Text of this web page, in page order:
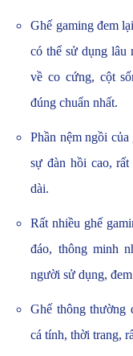
Ghế gaming đem
có thể sử dụng lâu
về co cứng, cột
đúng chuẩn nhất.
Phần nệm ngồi
sự đàn hồi cao,
dài.
Rất nhiều ghế
đáo, thông minh
người sử dụng,
Ghế thông thường
cá tính, thời trang,